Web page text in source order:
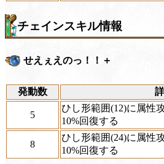
チェインスキル情報
せえぇえのっ！！＋
発動数
5
ひし形範囲(12)に属性
10%回復する
8
ひし形範囲(24)に属性
10%回復する